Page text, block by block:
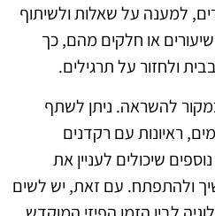
למענה על שאלות ולשיתוף
שיעורים או חלקים מהם, כך
ולחזור על תרגילים.
להשראה. ניתן לשתף
ראיונות עם רקדנים
שיכולים לעניין את
ולהתפתח. עם זאת, יש לשים